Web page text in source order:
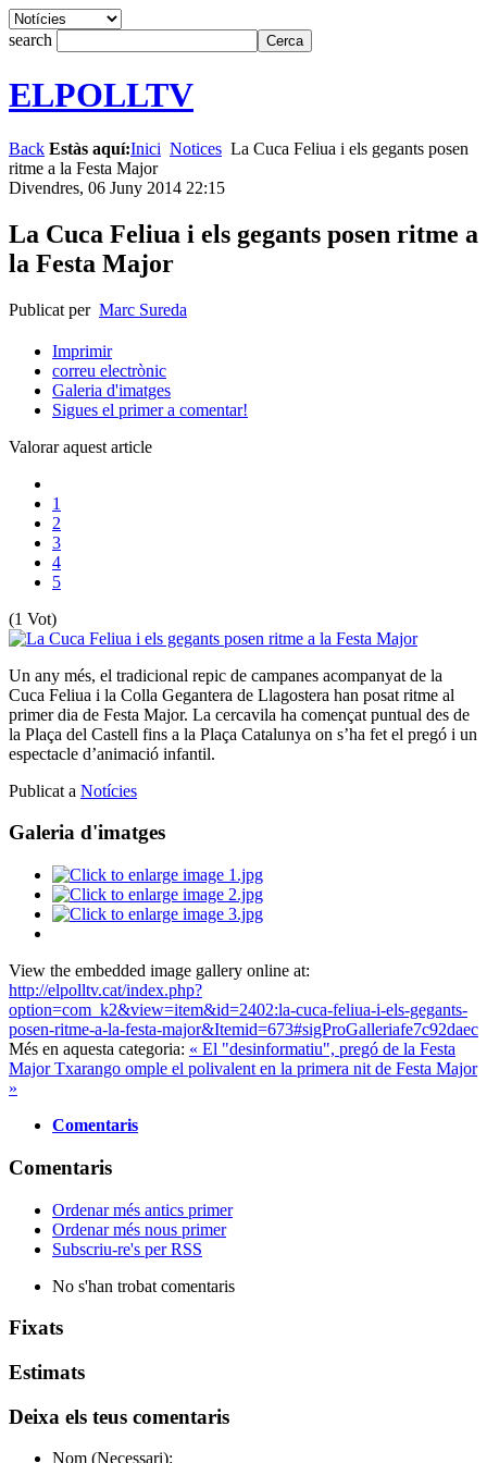
search
ELPOLLTV
Back Estàs aquí:Inici Notices La Cuca Feliua i els gegants posen
ritme a la Festa Major
Divendres, 06 Juny 2014 22:15
La Cuca Feliua i els gegants posen ritme a
la Festa Major
Publicat per Marc Sureda
Imprimir
correu electrònic
Galeria d'imatges
Sigues el primer a comentar!
Valorar aquest article
1
2
3
4
5
(1 Vot)
Un any més, el tradicional repic de campanes acompanyat de la
Cuca Feliua i la Colla Gegantera de Llagostera han posat ritme al
primer dia de Festa Major. La cercavila ha començat puntual des de
la Plaça del Castell fins a la Plaça Catalunya on s’ha fet el pregó i un
espectacle d’animació infantil.
Publicat a Notícies
Galeria d'imatges
View the embedded image gallery online at:
http://elpolltv.cat/index.php?
option=com_k2&view=item&id=2402:la-cuca-feliua-i-els-gegants-
posen-ritme-a-la-festa-major&Itemid=673#sigProGalleriafe7c92daec
Més en aquesta categoria: « El "desinformatiu", pregó de la Festa
MajorTxarango omple el polivalent en la primera nit de Festa Major
»
Comentaris
Comentaris
Ordenar més antics primer
Ordenar més nous primer
Subscriu-re's per RSS
No s'han trobat comentaris
Fixats
Estimats
Deixa els teus comentaris
Nom (Necessari):